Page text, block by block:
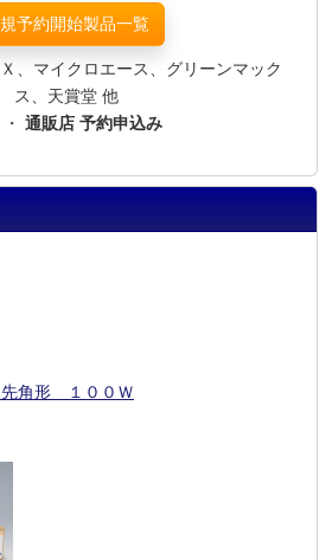
予約開始製品一覧
、マイクロエース、グリーンマック
ス、天賞堂 他
通販店 予約申込み
角形 １００Ｗ